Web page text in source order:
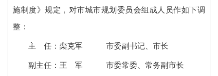
施制度》规定，对市城市规划委员会组成人员作如下调
整：
主 任：栾克军 市委副书记、市长
副主任：王 军 市委常委、常务副市长